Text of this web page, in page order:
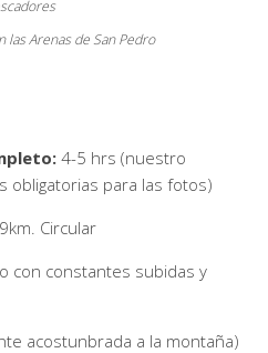
las Arenas de San Pedro
4-5 hrs (nuestro
obligatorias para las fotos)
9km. Circular
con constantes subidas y
acostunbrada a la montaña)